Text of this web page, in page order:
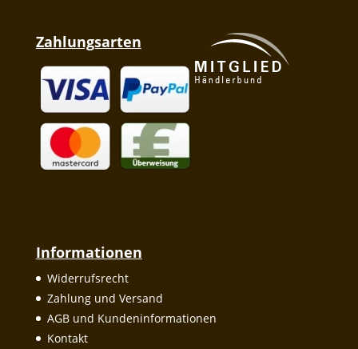
Zahlungsarten
Informationen
Widerrufsrecht
Zahlung und Versand
AGB und Kundeninformationen
Kontakt